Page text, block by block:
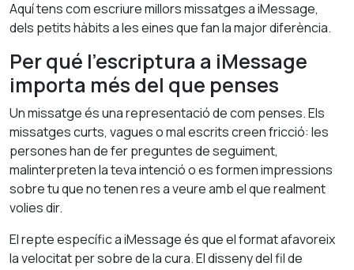
Aquí tens com escriure millors missatges a iMessage,
dels petits hàbits a les eines que fan la major diferència.
Per qué l’escriptura a iMessage
importa més del que penses
Un missatge és una representació de com penses. Els
missatges curts, vagues o mal escrits creen fricció: les
persones han de fer preguntes de seguiment,
malinterpreten la teva intenció o es formen impressions
sobre tu que no tenen res a veure amb el que realment
volies dir.
El repte específic a iMessage és que el format afavoreix
la velocitat per sobre de la cura. El disseny del fil de